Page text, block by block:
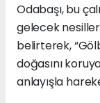
Odabaşı, bu
gelecek
belirterek,
doğasını
anlayışla